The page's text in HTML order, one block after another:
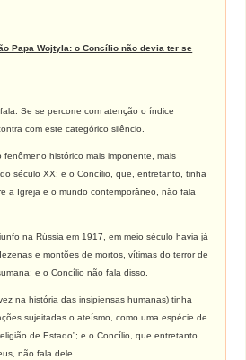
Papa Wojtyla: o Concílio não devia ter se
Se se percorre com atenção o índice
com este categórico silêncio.
fenômeno histórico mais imponente, mais
século XX; e o Concílio, que, entretanto, tinha
a Igreja e o mundo contemporâneo, não fala
na Rússia em 1917, em meio século havia já
e montões de mortos, vítimas do terror de
e o Concílio não fala disso.
na história das insipiensas humanas) tinha
sujeitadas o ateísmo, como uma espécie de
de Estado”; e o Concílio, que entretanto
não fala dele.